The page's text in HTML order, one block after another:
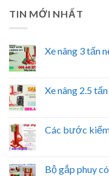
TIN MỚI NHẤT
Xe nâng 3 tấn
Xe nâng 2.5
Các bước
Bộ gắp phuy